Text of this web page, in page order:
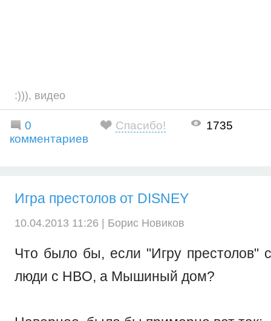
:))), видео
0
комментариев
Спасибо! 1735
Игра престолов от DISNEY
10.04.2013 11:26 | Борис Новиков
Что было бы, если "Игру престолов"
люди с HBO, а Мышиный дом?